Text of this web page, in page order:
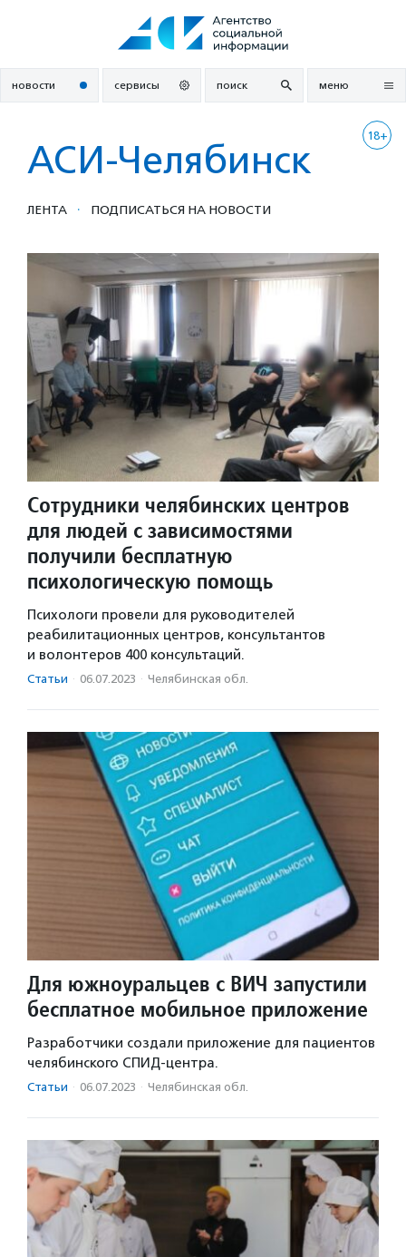
новости сервисы поиск меню
18+
АСИ-Челябинск
ЛЕНТА · ПОДПИСАТЬСЯ НА НОВОСТИ
Сотрудники челябинских центров
для людей с зависимостями
получили бесплатную
психологическую помощь
Психологи провели для руководителей
реабилитационных центров, консультантов
и волонтеров 400 консультаций.
Статьи · 06.07.2023 · Челябинская обл.
Для южноуральцев с ВИЧ запустили
бесплатное мобильное приложение
Разработчики создали приложение для пациентов
челябинского СПИД-центра.
Статьи · 06.07.2023 · Челябинская обл.